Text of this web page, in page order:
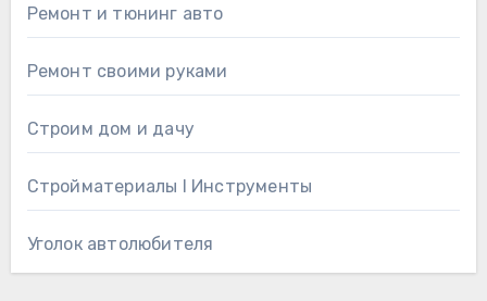
Ремонт и тюнинг авто
Ремонт своими руками
Строим дом и дачу
Стройматериалы l Инструменты
Уголок автолюбителя